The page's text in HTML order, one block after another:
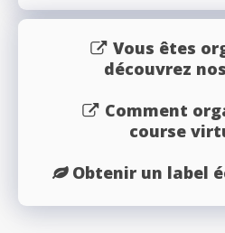
Vous êtes
découvrez
Comment
course
Obtenir un label